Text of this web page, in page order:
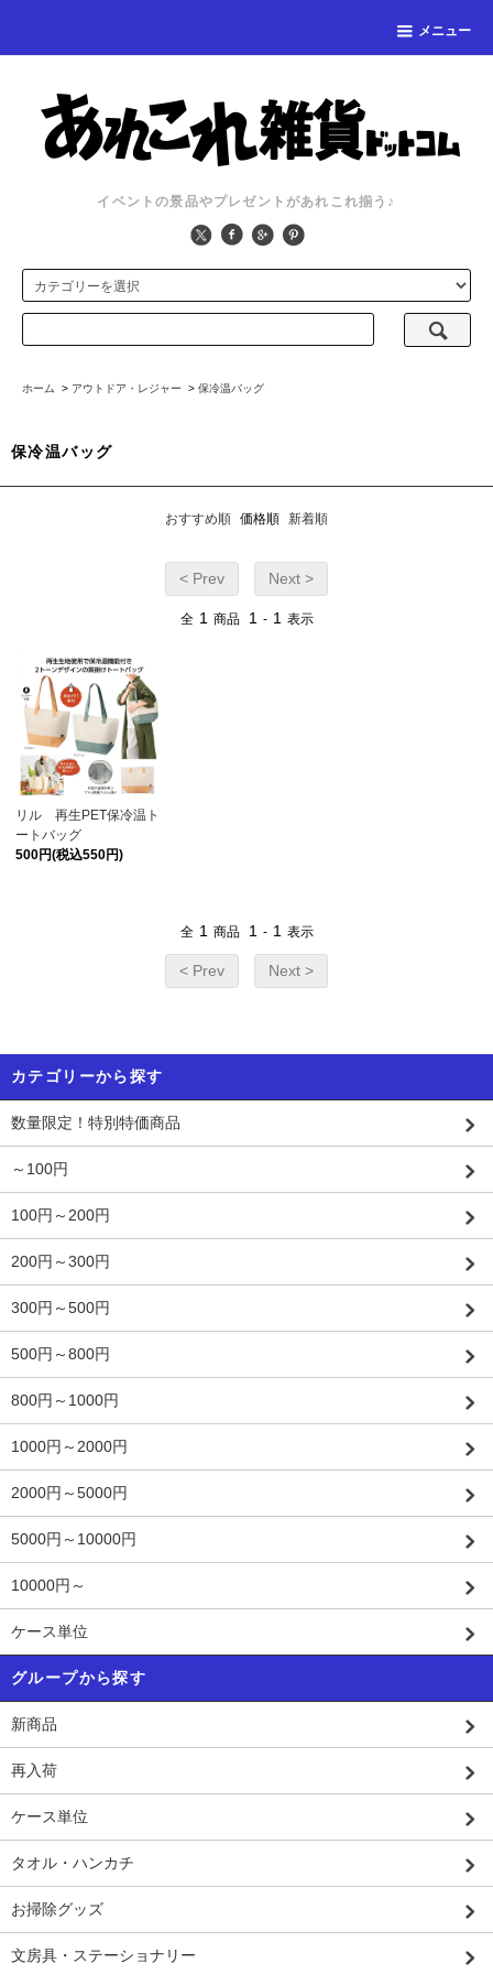
メニュー
イベントの景品やプレゼントがあれこれ揃う♪
ホーム > アウトドア・レジャー > 保冷温バッグ
保冷温バッグ
おすすめ順 価格順 新着順
< Prev Next >
全 1 商品 1 - 1 表示
リル 再生PET保冷温ト
ートバッグ
500円(税込550円)
全 1 商品 1 - 1 表示
< Prev Next >
カテゴリーから探す
数量限定！特別特価商品
～100円
100円～200円
200円～300円
300円～500円
500円～800円
800円～1000円
1000円～2000円
2000円～5000円
5000円～10000円
10000円～
ケース単位
グループから探す
新商品
再入荷
ケース単位
タオル・ハンカチ
お掃除グッズ
文房具・ステーショナリー